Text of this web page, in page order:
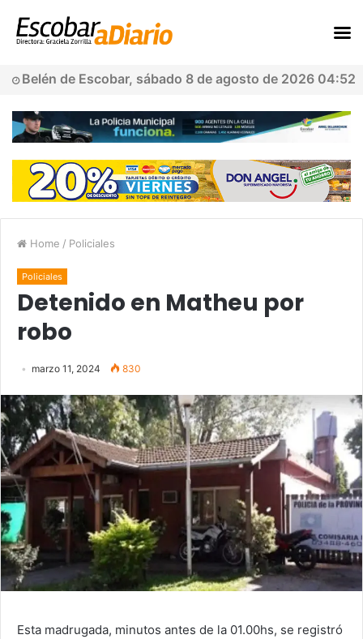
Belén de Escobar, sábado 8 de agosto de 2026 04:52
Home / Policiales
Policiales
Detenido en Matheu por
robo
marzo 11, 2024 830
Esta madrugada, minutos antes de la 01.00hs, se registró